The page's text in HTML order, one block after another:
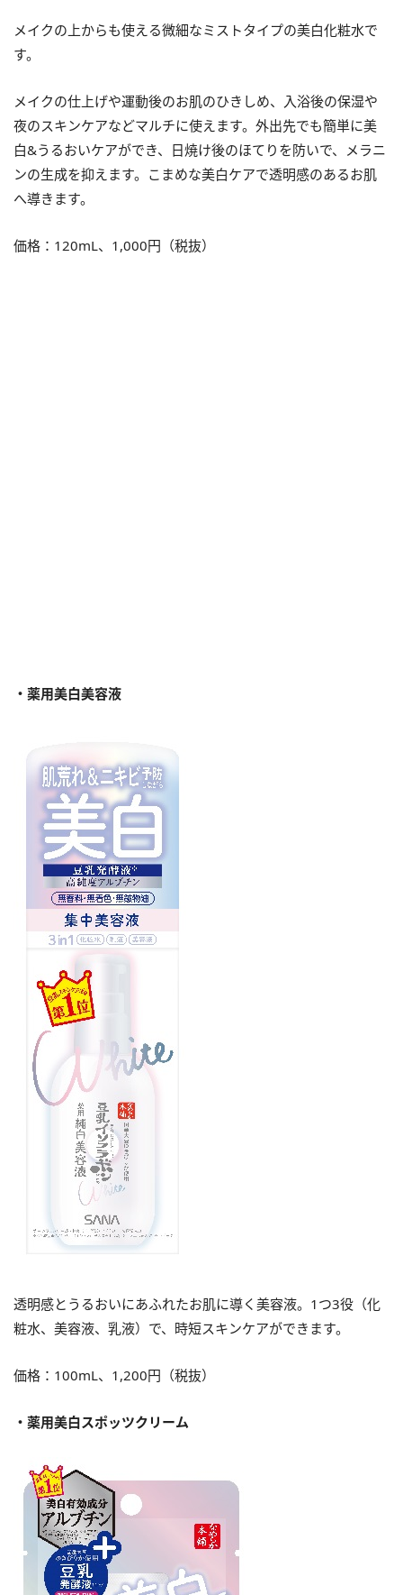
メイクの上からも使える微細なミストタイプの美白化粧水で
す。
メイクの仕上げや運動後のお肌のひきしめ、 入浴後の保湿や
夜のスキンケアなどマルチに使えます。外出先でも簡単に美
白&うるおいケアができ、日焼け後のほてりを防いで、メラニ
ンの生成を抑えます。こまめな美白ケアで透明感のあるお肌
へ導きます。
価格：120mL、1,000円（税抜）
・薬用美白美容液
透明感とうるおいにあふれたお肌に導く美容液。1つ3役（化
粧水、美容液、乳液）で、時短スキンケアができます。
価格：100mL、1,200円（税抜）
・薬用美白スポッツクリーム